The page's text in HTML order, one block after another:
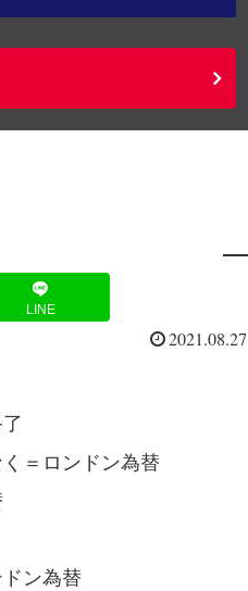
LINE
2021.08.27
＝ロンドン為替
ン為替